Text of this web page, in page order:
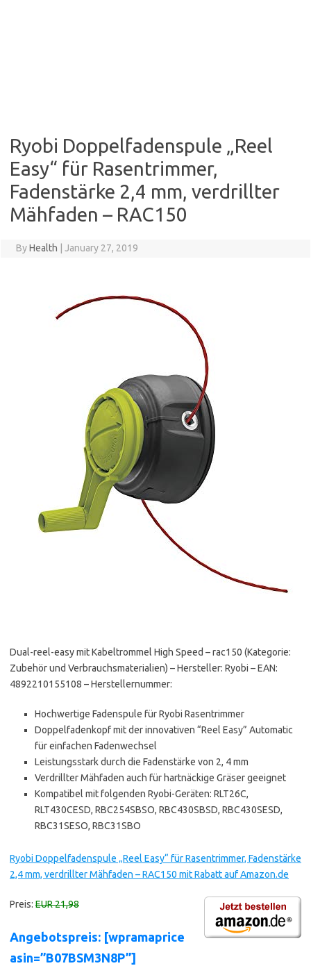
Ryobi Doppelfadenspule „Reel
Easy“ für Rasentrimmer,
Fadenstärke 2,4 mm, verdrillter
Mähfaden – RAC150
ByHealth January 27, 2019
Dual-reel-easy mit Kabeltrommel High Speed – rac150 (Kategorie:
Zubehör und Verbrauchsmaterialien) – Hersteller: Ryobi – EAN:
4892210155108 – Herstellernummer:
Hochwertige Fadenspule für Ryobi Rasentrimmer
Doppelfadenkopf mit der innovativen “Reel Easy” Automatic
für einfachen Fadenwechsel
Leistungsstark durch die Fadenstärke von 2, 4 mm
Verdrillter Mähfaden auch für hartnäckige Gräser geeignet
Kompatibel mit folgenden Ryobi-Geräten: RLT26C,
RLT430CESD, RBC254SBSO, RBC430SBSD, RBC430SESD,
RBC31SESO, RBC31SBO
Ryobi Doppelfadenspule „Reel Easy“ für Rasentrimmer, Fadenstärke
2,4 mm, verdrillter Mähfaden – RAC150 mit Rabatt auf Amazon.de
Preis: EUR 21,98
Angebotspreis: [wpramaprice
asin=”B07BSM3N8P”]